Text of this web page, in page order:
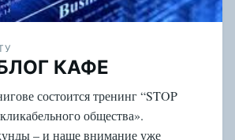
КАФЕ
состоится тренинг “STOP
общества».
– и наше внимание уже